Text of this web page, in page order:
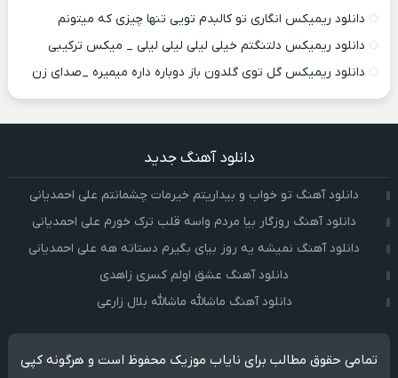
دانلود ریمیکس انگاری تو کالبدم تویی تنها چیزی که میتونم
دانلود ریمیکس دلتنگتم خیلی لیلی لیلی لیلی _ میکس ترکیبی
دانلود ریمیکس گل توی گلدون باز دوباره داره میمیره _صدای زن
دانلود آهنگ جدید
دانلود آهنگ تو خواب و بیداریتم خیرمات چشمانتم علی احمدیانی
دانلود آهنگ روزگار بیا مردم واسه قلب ترک خورم علی احمدیانی
دانلود آهنگ نمیشه یه روز بیای بگیرم دستاته هه علی احمدیانی
دانلود آهنگ عشق اولم کسری زاهدی
دانلود آهنگ ماشالله ماشالله بلال زارعی
تمامی حقوق مطالب برای نایاب موزیک محفوظ است و هرگونه کپی